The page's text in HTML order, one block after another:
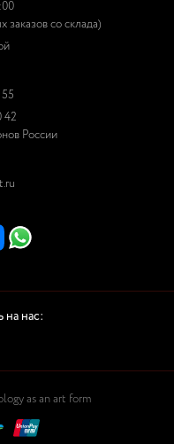
заказов со склада)
55
42
России
на нас:
as an art form